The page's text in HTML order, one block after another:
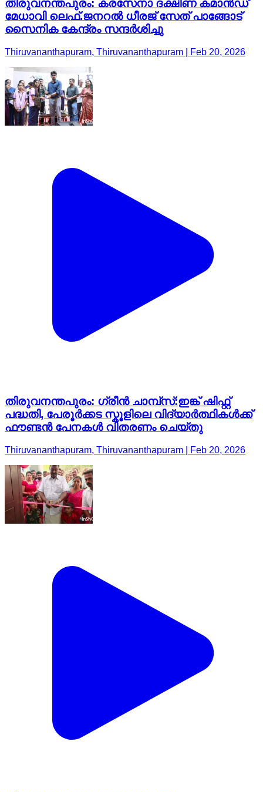
തിരുവനന്തപുരം: കരസേനാ ദക്ഷിണ കമാൻഡ്
മേധാവി ലെഫ്.ജനറൽ ധീരജ് സേത് പാങ്ങോട്
സൈനിക കേന്ദ്രം സന്ദർശിച്ചു
Thiruvananthapuram, Thiruvananthapuram | Feb 20, 2026
തിരുവനന്തപുരം: ഗ്രീന്‍ ചാമ്പ്സ്:ഇങ്ക് ഷിഫ്റ്റ്
പദ്ധതി, പേരൂർക്കട സ്കൂളിലെ വിദ്യാർത്ഥികൾക്ക്
ഫൗണ്ടന്‍ പേനകൾ വിതരണം ചെയ്തു
Thiruvananthapuram, Thiruvananthapuram | Feb 20, 2026